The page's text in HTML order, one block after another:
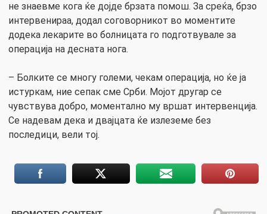
не знаевме кога ќе дојде брзата помош. За среќа, брзо
интервенираа, додал соговорникот во моментите
додека лекарите во болницата го подготвувале за
операција на десната нога.
– Болките се многу големи, чекам операција, но ќе ја
истуркам, ние сепак сме Срби. Мојот другар се
чувствува добро, моментално му вршат интервенција.
Се надевам дека и двајцата ќе излеземе без
последици, вели тој.